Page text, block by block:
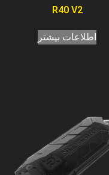
R40 V2
اطلاعات بیشتر